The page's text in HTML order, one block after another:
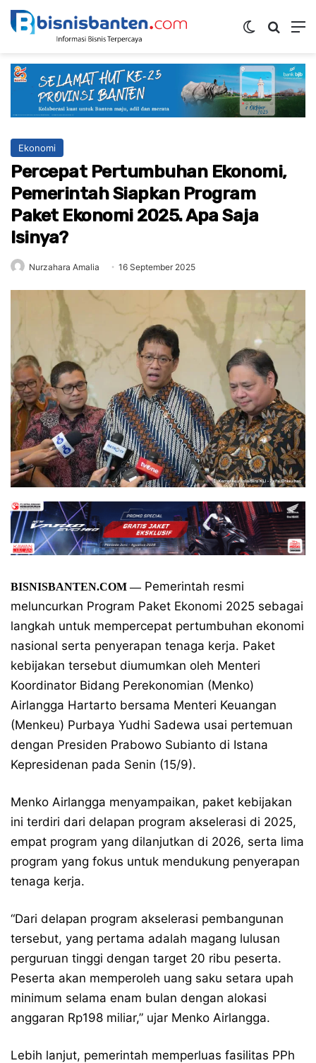
Switch skin
Ekonomi
Percepat Pertumbuhan Ekonomi,
Pemerintah Siapkan Program
Paket Ekonomi 2025. Apa Saja
Isinya?
Nurzahara Amalia 16 September 2025
BISNISBANTEN.COM —Pemerintah resmi
meluncurkan Program Paket Ekonomi 2025 sebagai
langkah untuk mempercepat pertumbuhan ekonomi
nasional serta penyerapan tenaga kerja. Paket
kebijakan tersebut diumumkan oleh Menteri
Koordinator Bidang Perekonomian (Menko)
Airlangga Hartarto bersama Menteri Keuangan
(Menkeu) Purbaya Yudhi Sadewa usai pertemuan
dengan Presiden Prabowo Subianto di Istana
Kepresidenan pada Senin (15/9).
Menko Airlangga menyampaikan, paket kebijakan
ini terdiri dari delapan program akselerasi di 2025,
empat program yang dilanjutkan di 2026, serta lima
program yang fokus untuk mendukung penyerapan
tenaga kerja.
“Dari delapan program akselerasi pembangunan
tersebut, yang pertama adalah magang lulusan
perguruan tinggi dengan target 20 ribu peserta.
Peserta akan memperoleh uang saku setara upah
minimum selama enam bulan dengan alokasi
anggaran Rp198 miliar,” ujar Menko Airlangga.
Lebih lanjut, pemerintah memperluas fasilitas PPh